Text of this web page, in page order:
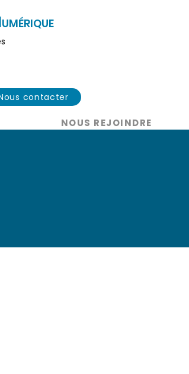
UMÉRIQUE
contacter
NOUS REJOINDRE